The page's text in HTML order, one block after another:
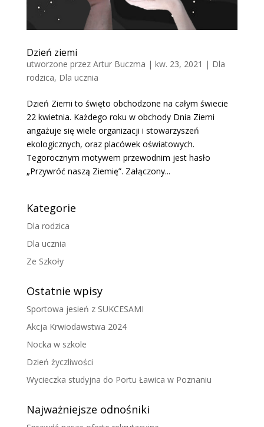
Dzień ziemi
utworzone przez Artur Buczma | kw. 23, 2021 | Dla
rodzica, Dla ucznia
Dzień Ziemi to święto obchodzone na całym świecie
22 kwietnia. Każdego roku w obchody Dnia Ziemi
angażuje się wiele organizacji i stowarzyszeń
ekologicznych, oraz placówek oświatowych.
Tegorocznym motywem przewodnim jest hasło
„Przywróć naszą Ziemię”. Załączony...
Kategorie
Dla rodzica
Dla ucznia
Ze Szkoły
Ostatnie wpisy
Sportowa jesień z SUKCESAMI
Akcja Krwiodawstwa 2024
Nocka w szkole
Dzień życzliwości
Wycieczka studyjna do Portu Ławica w Poznaniu
Najważniejsze odnośniki